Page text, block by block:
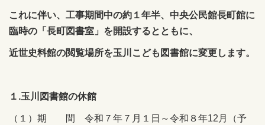
これに伴い、工事期間中の約１年半、中央公民館長町館に
臨時の「長町図書室」を開設するとともに、
近世史料館の閲覧場所を玉川こども図書館に変更します。
１.玉川図書館の休館
（１）期 間 令和７年７月１日～令和８年12月（予